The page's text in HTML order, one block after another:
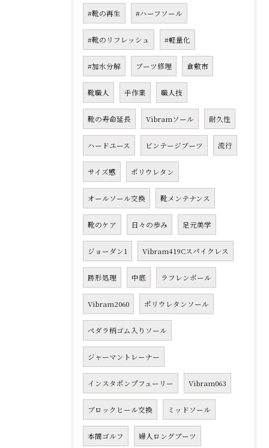
#靴の再生 #ハーフソール
#靴のリフレッシュ #軽量化
#加水分解 ブーツ修理 倉敷市
靴職人 手作業 職人技
靴の寿命延長 Vibramソール 耐久性
ハードユース ビンテージブーツ 流行
サイズ感 ポリウレタン
オールソール交換 靴メンテナンス
靴のケア 日々の歩み 足元美学
ジョーダン1 Vibram419Cスパイクレス
跡形処理 中底 ラフレンボール
Vibram2060 ポリウレタンソール
ペダラ柄ゴム入りソール
ジャーマントレーナー
インスタポンプフューリー Vibram063
ブロックヒール交換 ミッドソール
本間ゴルフ 婦人ロングブーツ